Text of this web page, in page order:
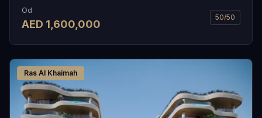
Od
AED 1,600,000
50/50
Ras Al Khaimah